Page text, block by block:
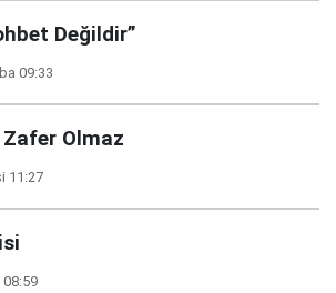
Değildir”
09:33
Olmaz
11:27